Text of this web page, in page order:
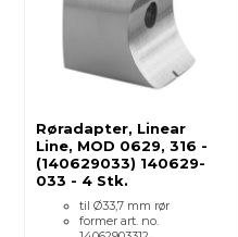
Røradapter, Linear
Line, MOD 0629, 316 -
(140629033) 140629-
033 - 4 Stk.
til Ø33,7 mm rør
former art. no.